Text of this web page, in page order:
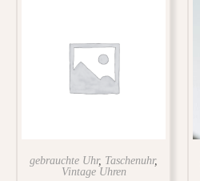
gebrauchte Uhr, Taschenuhr,
Vintage Uhren